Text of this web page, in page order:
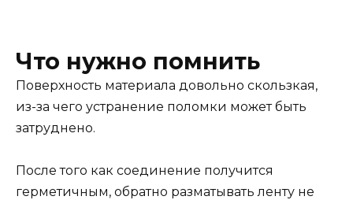
Что нужно помнить
Поверхность материала довольно скользкая,
из-за чего устранение поломки может быть
затруднено.
После того как соединение получится
герметичным, обратно разматывать ленту не